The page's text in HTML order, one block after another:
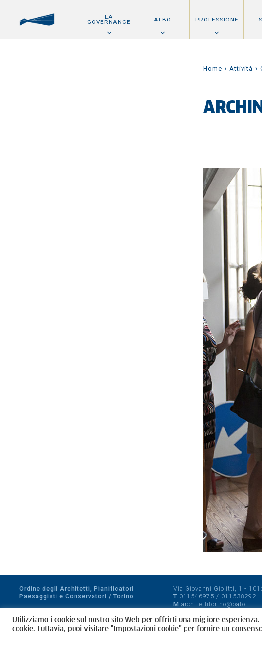
LA
GOVERNANCE ALBO PROFESSIONE
Home › Attività ›
Ordine degli Architetti, Pianificatori
Paesaggisti e Conservatori / Torino
CF 80089280012
Via Giovanni Giolitti, 1 -
T 011546975 / 011538292
M architettitorino@oato.it
Utilizziamo i cookie sul nostro sito Web per offrirti una migliore esperienza.
cookie. Tuttavia, puoi visitare "Impostazioni cookie" per fornire un